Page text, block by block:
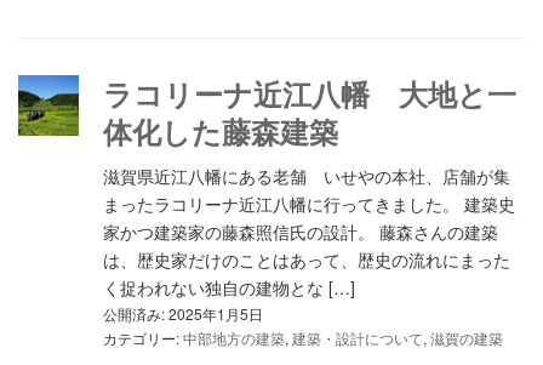
ラコリーナ近江八幡 大地と一
体化した藤森建築
滋賀県近江八幡にある老舗 いせやの本社、店舗が集
まったラコリーナ近江八幡に行ってきました。 建築史
家かつ建築家の藤森照信氏の設計。 藤森さんの建築
は、歴史家だけのことはあって、歴史の流れにまった
く捉われない独自の建物とな […]
公開済み: 2025年1月5日
カテゴリー:中部地方の建築, 建築・設計について, 滋賀の建築